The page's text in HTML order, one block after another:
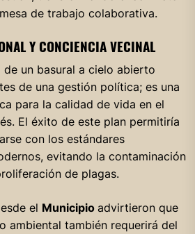
de trabajo colaborativa.
Y CONCIENCIA VECINAL
de un basural a cielo abierto
de una gestión política; es una
para la calidad de vida en el
El éxito de este plan permitiría
con los estándares
evitando la contaminación
de plagas.
el Municipio advirtieron que
ambiental también requerirá del